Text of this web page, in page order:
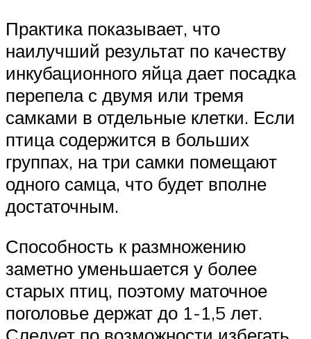
Практика показывает, что
наилучший результат по качеству
инкубационного яйца дает посадка
перепела с двумя или тремя
самками в отдельные клетки. Если
птица содержится в больших
группах, на три самки помещают
одного самца, что будет вполне
достаточным.
Способность к размножению
заметно уменьшается у более
старых птиц, поэтому маточное
поголовье держат до 1-1,5 лет.